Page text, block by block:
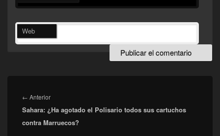
Web
de
entradas
← AnteriorEntrada
anterior:
Sahara: ¿Ha agotado el Polisario todos sus cartuchos
contra Marruecos?